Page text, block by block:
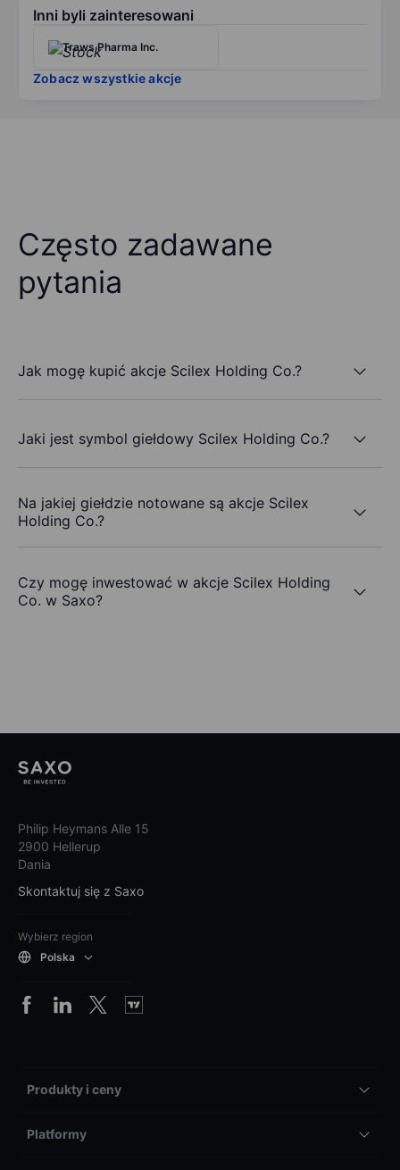
Inni byli zainteresowani
Traws Pharma Inc.
Zobacz wszystkie akcje
Często zadawane
pytania
Jak mogę kupić akcje Scilex Holding Co.?
Jaki jest symbol giełdowy Scilex Holding Co.?
Na jakiej giełdzie notowane są akcje Scilex
Holding Co.?
Czy mogę inwestować w akcje Scilex Holding
Co. w Saxo?
Philip Heymans Alle 15
2900 Hellerup
Dania
Skontaktuj się z Saxo
Wybierz region
Polska
Produkty i ceny
Platformy